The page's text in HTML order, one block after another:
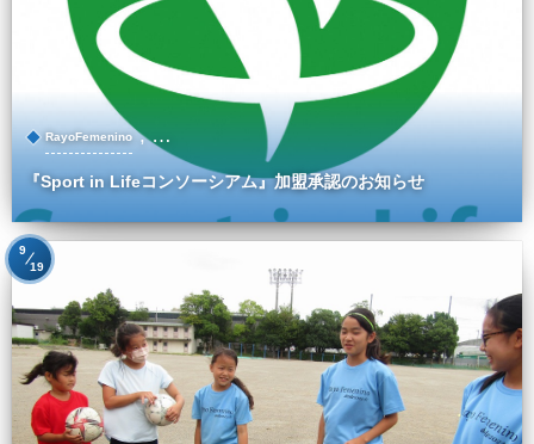
RayoFemenino , …
『Sport in Lifeコンソーシアム』加盟承認のお知らせ
9
19